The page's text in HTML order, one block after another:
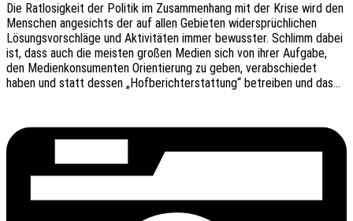
Die Ratlo­sig­keit der Poli­tik im Zusam­men­hang mit der Krise wird den
Menschen ange­sichts der auf allen Gebie­ten wider­sprüch­li­chen
Lösungs­vor­schlä­ge und Akti­vi­tä­ten immer bewuss­ter. Schlimm dabei
ist, dass auch die meis­ten großen Medien sich von ihrer Aufga­be,
den Medi­en­kon­su­men­ten Orien­tie­rung zu geben, verab­schie­det
haben und statt dessen „Hofbe­richt­erstat­tung“ betrei­ben und das…